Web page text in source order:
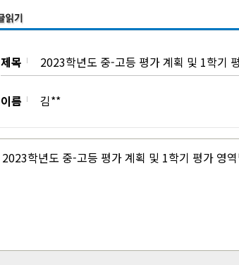
제목 2023학년도 중-고등 평가 계획 및 1학기
이름 김**
2023학년도 중-고등 평가 계획 및 1학기 평가 영